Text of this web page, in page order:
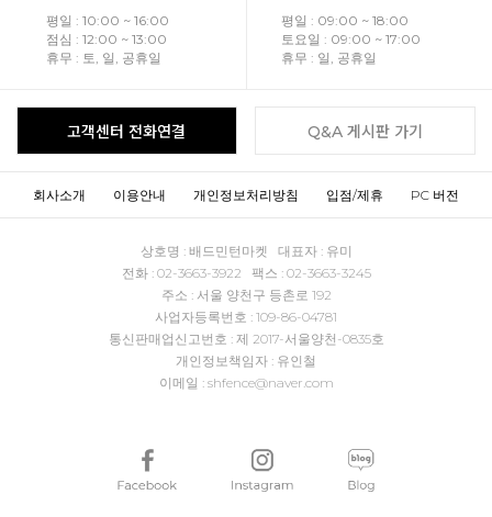
평일 : 10:00 ~ 16:00
점심 : 12:00 ~ 13:00
휴무 : 토, 일, 공휴일
평일 : 09:00 ~ 18:00
토요일 : 09:00 ~ 17:00
휴무 : 일, 공휴일
고객센터 전화연결 Q&A 게시판 가기
회사소개 이용안내 개인정보처리방침 입점/제휴 PC 버전
상호명 : 배드민턴마켓 대표자 : 유미
전화 : 02-3663-3922 팩스 : 02-3663-3245
주소 : 서울 양천구 등촌로 192
사업자등록번호 : 109-86-04781
통신판매업신고번호 : 제 2017-서울양천-0835호
개인정보책임자 : 유인철
이메일 : shfence@naver.com